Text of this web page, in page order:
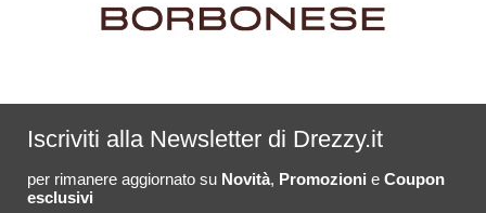
Iscriviti alla Newsletter di Drezzy.it
per rimanere aggiornato su Novità, Promozioni e Coupon
esclusivi